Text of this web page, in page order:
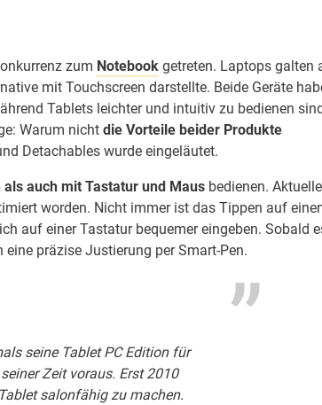
zum Notebook getreten. Laptops galten
mit Touchscreen darstellte. Beide Geräte
Tablets leichter und intuitiv zu bedienen
Warum nicht die Vorteile beider Produkte
Detachables wurde eingeläutet.
auch mit Tastatur und Maus bedienen. Aktuelle
worden. Nicht immer ist das Tippen auf
auf einer Tastatur bequemer eingeben. Sobald
präzise Justierung per Smart-Pen.
seine Tablet PC Editionfür
Zeit voraus. Erst 2010
salonfähig zu machen.